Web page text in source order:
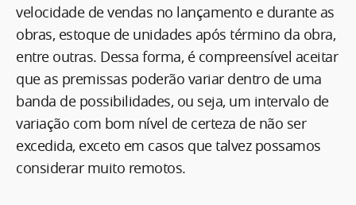
velocidade de vendas no lançamento e durante as
obras, estoque de unidades após término da obra,
entre outras. Dessa forma, é compreensível aceitar
que as premissas poderão variar dentro de uma
banda de possibilidades, ou seja, um intervalo de
variação com bom nível de certeza de não ser
excedida, exceto em casos que talvez possamos
considerar muito remotos.